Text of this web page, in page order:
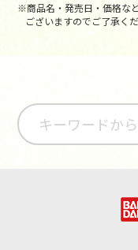
※商品名・発売日・価格な
ございますのでご了承くだ